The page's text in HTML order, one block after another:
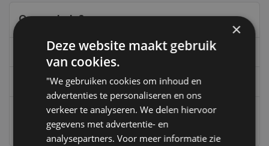
Can we help?
06-39119169
info@autoklusser.nl
customers give us a 9,4 at
×
Deze website maakt gebruik
van cookies.
"We gebruiken cookies om inhoud en
advertenties te personaliseren en ons
verkeer te analyseren. We delen hiervoor
gegevens met advertentie- en
analysepartners. Voor meer informatie zie